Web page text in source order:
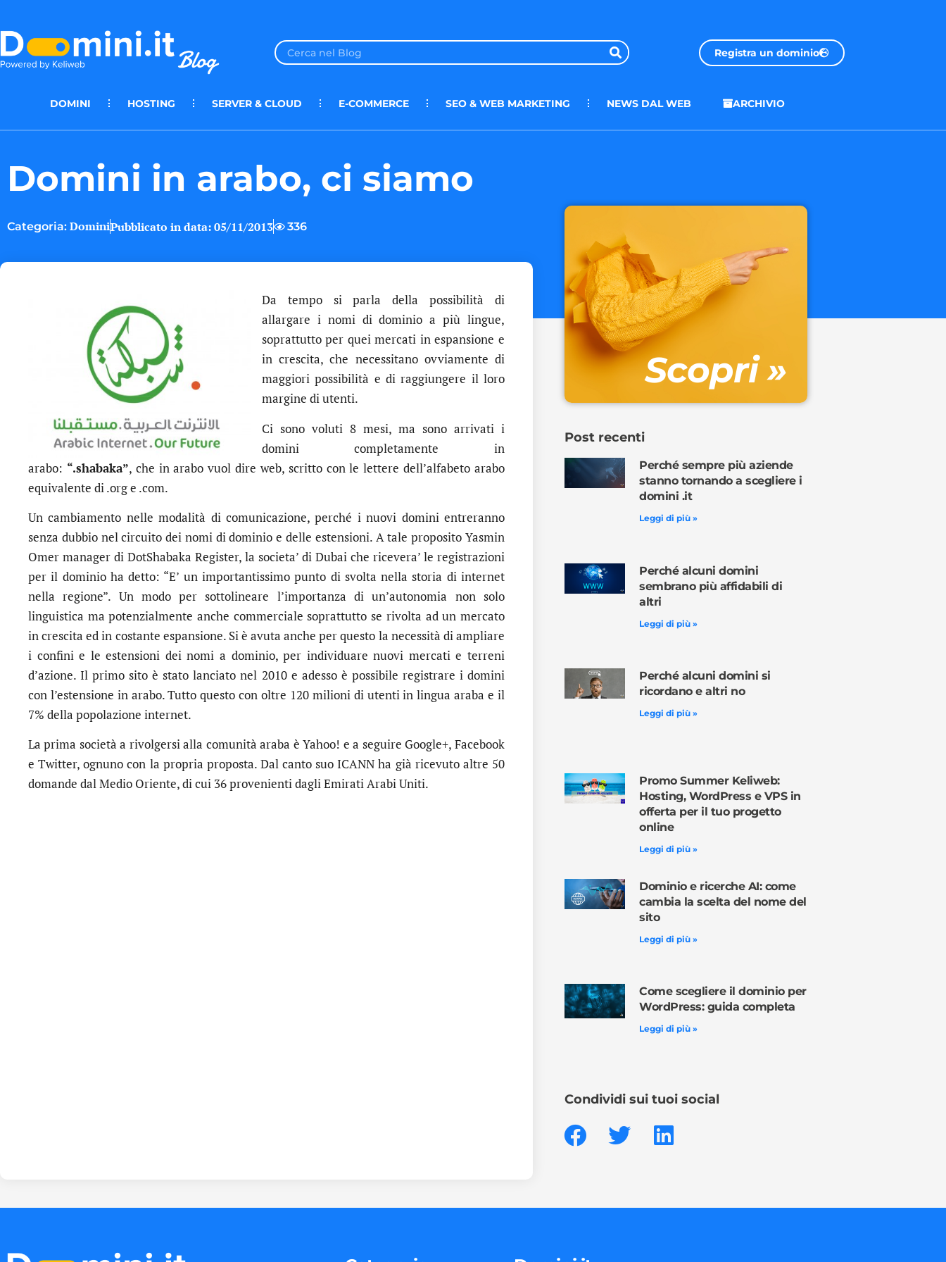
Registra un dominio
DOMINI HOSTING SERVER & CLOUD E-COMMERCE SEO & WEB MARKETING NEWS DAL WEB ARCHIVIO
Domini in arabo, ci siamo
Categoria: DominiPubblicato in data:05/11/2013 336
Da tempo si parla della possibilità di
allargare i nomi di dominio a più lingue,
soprattutto per quei mercati in espansione e
in crescita, che necessitano ovviamente di
maggiori possibilità e di raggiungere il loro
margine di utenti.
Ci sono voluti 8 mesi, ma sono arrivati i
domini completamente in
arabo: “.shabaka”, che in arabo vuol dire web, scritto con le lettere dell’alfabeto arabo
equivalente di .org e .com.
Un cambiamento nelle modalità di comunicazione, perché i nuovi domini entreranno
senza dubbio nel circuito dei nomi di dominio e delle estensioni. A tale proposito Yasmin
Omer manager di DotShabaka Register, la societa’ di Dubai che ricevera’ le registrazioni
per il dominio ha detto: “E’ un importantissimo punto di svolta nella storia di internet
nella regione”. Un modo per sottolineare l’importanza di un’autonomia non solo
linguistica ma potenzialmente anche commerciale soprattutto se rivolta ad un mercato
in crescita ed in costante espansione. Si è avuta anche per questo la necessità di ampliare
i confini e le estensioni dei nomi a dominio, per individuare nuovi mercati e terreni
d’azione. Il primo sito è stato lanciato nel 2010 e adesso è possibile registrare i domini
con l’estensione in arabo. Tutto questo con oltre 120 milioni di utenti in lingua araba e il
7% della popolazione internet.
La prima società a rivolgersi alla comunità araba è Yahoo! e a seguire Google+, Facebook
e Twitter, ognuno con la propria proposta. Dal canto suo ICANN ha già ricevuto altre 50
domande dal Medio Oriente, di cui 36 provenienti dagli Emirati Arabi Uniti.
Scopri »
Post recenti
Perché sempre più aziende
stanno tornando a scegliere i
domini .it
Leggi di più »
Perché alcuni domini
sembrano più affidabili di
altri
Leggi di più »
Perché alcuni domini si
ricordano e altri no
Leggi di più »
Promo Summer Keliweb:
Hosting, WordPress e VPS in
offerta per il tuo progetto
online
Leggi di più »
Dominio e ricerche AI: come
cambia la scelta del nome del
sito
Leggi di più »
Come scegliere il dominio per
WordPress: guida completa
Leggi di più »
Condividi sui tuoi social